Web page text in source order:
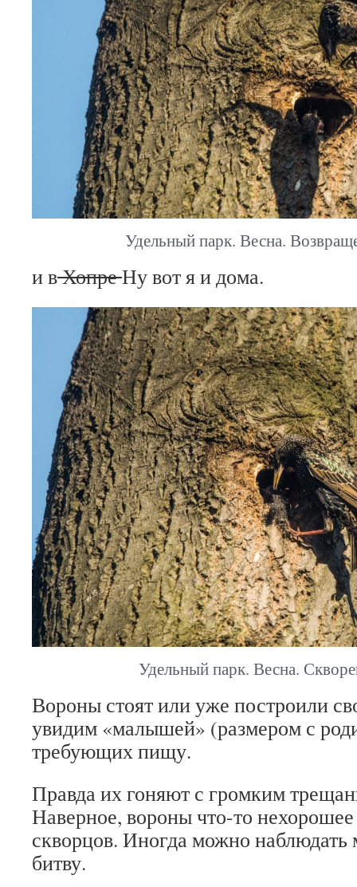
Удельный парк. Весна.
и вХопреНу вот я и дома.
Удельный парк. Весна.
Вороны стоят или уже построили
увидим «малышей» (размером с
требующих пищу.
Правда их гоняют с громким
Наверное, вороны что-то
скворцов. Иногда можно
битву.